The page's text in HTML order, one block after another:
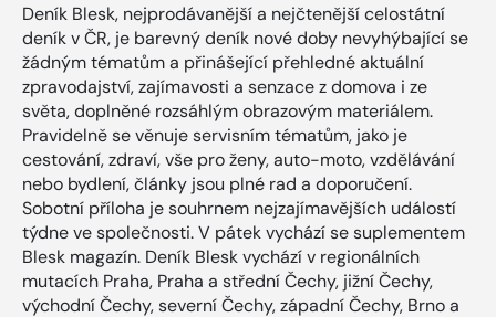
Deník Blesk, nejprodávanější a nejčtenější celostátní
deník v ČR, je barevný deník nové doby nevyhýbající se
žádným tématům a přinášející přehledné aktuální
zpravodajství, zajímavosti a senzace z domova i ze
světa, doplněné rozsáhlým obrazovým materiálem.
Pravidelně se věnuje servisním tématům, jako je
cestování, zdraví, vše pro ženy, auto-moto, vzdělávání
nebo bydlení, články jsou plné rad a doporučení.
Sobotní příloha je souhrnem nejzajímavějších událostí
týdne ve společnosti. V pátek vychází se suplementem
Blesk magazín. Deník Blesk vychází v regionálních
mutacích Praha, Praha a střední Čechy, jižní Čechy,
východní Čechy, severní Čechy, západní Čechy, Brno a